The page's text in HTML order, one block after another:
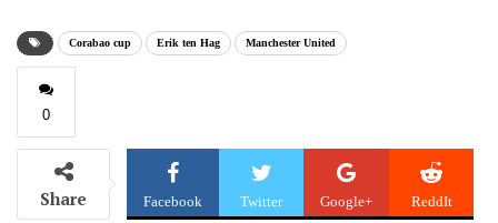
Corabao cup Erik ten Hag Manchester United
0
Share Facebook Twitter Google+ ReddIt